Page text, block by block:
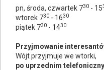
pn, środa, czwartek 730 - 15
wtorek 730 - 1630
piątek 730 - 1430
Przyjmowanie
Wójt przyjmuje we wtorki,
po uprzednim